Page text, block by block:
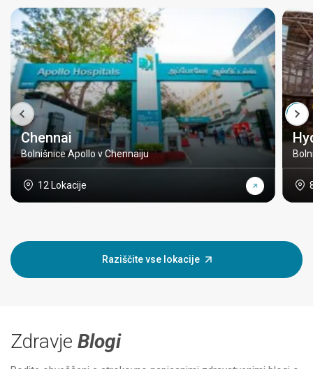
Chennai
Bolnišnice Apollo v Chennaiju
12 Lokacije
Raziščite vse lokacije
Zdravje Blogi